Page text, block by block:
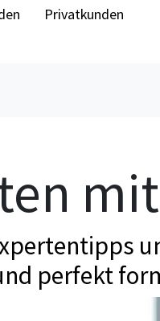
Privatkunden
perfekt